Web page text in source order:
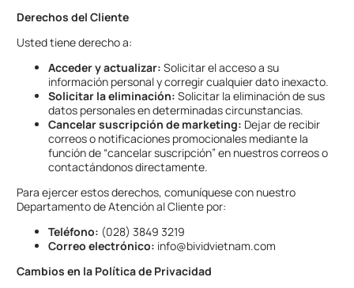
Derechos del Cliente
Usted tiene derecho a:
Acceder y actualizar: Solicitar el acceso a su
información personal y corregir cualquier dato inexacto.
Solicitar la eliminación: Solicitar la eliminación de sus
datos personales en determinadas circunstancias.
Cancelar suscripción de marketing: Dejar de recibir
correos o notificaciones promocionales mediante la
función de “cancelar suscripción” en nuestros correos o
contactándonos directamente.
Para ejercer estos derechos, comuníquese con nuestro
Departamento de Atención al Cliente por:
Teléfono: (028) 3849 3219
Correo electrónico: info@bividvietnam.com
Cambios en la Política de Privacidad